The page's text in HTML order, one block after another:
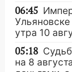
06:45
утра 10
05:18
на 8